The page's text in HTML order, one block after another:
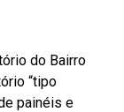
do Bairro
“tipo
painéis e